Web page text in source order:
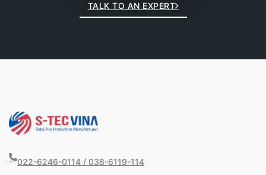
TALK TO AN EXPERT
022-6246-0114 / 038-6119-114